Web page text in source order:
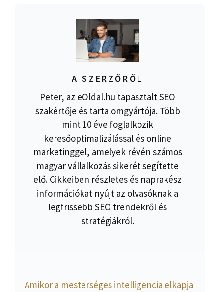
A SZERZŐRŐL
Peter, az eOldal.hu tapasztalt SEO
szakértője és tartalomgyártója. Több
mint 10 éve foglalkozik
keresőoptimalizálással és online
marketinggel, amelyek révén számos
magyar vállalkozás sikerét segítette
elő. Cikkeiben részletes és naprakész
információkat nyújt az olvasóknak a
legfrissebb SEO trendekről és
stratégiákról.
Amikor a mesterséges intelligencia elkapja